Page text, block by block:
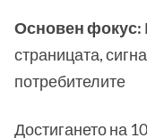
Основен фокус:
страницата,
потребителите
Достигането на